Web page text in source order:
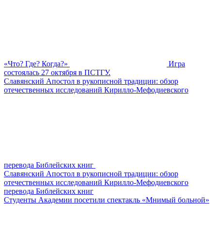
«Что? Где? Когда?»
Игра
состоялась 27 октября в ПСТГУ.
Славянский Апостол в рукописной традиции: обзор
отечественных исследований Кирилло-Мефодиевского
перевода Библейских книг
Славянский Апостол в рукописной традиции: обзор
отечественных исследований Кирилло-Мефодиевского
перевода Библейских книг
Студенты Академии посетили спектакль «Мнимый больной»